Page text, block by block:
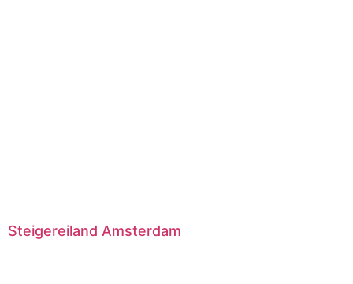
Steigereiland Amsterdam